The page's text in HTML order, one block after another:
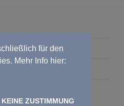
für den
Mehr Info hier:
KEINE ZUSTIMMUNG